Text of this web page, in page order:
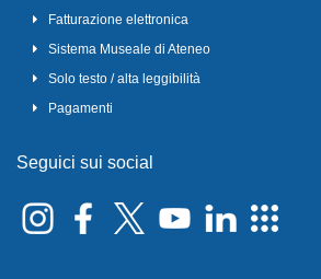
Fatturazione elettronica
Sistema Museale di Ateneo
Solo testo / alta leggibilità
Pagamenti
Seguici sui social